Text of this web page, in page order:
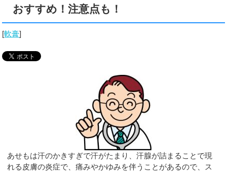
おすすめ！注意点も！
[軟膏]
あせもは汗のかきすぎで汗がたまり、汗腺が詰まることで現
れる皮膚の炎症で、痛みやかゆみを伴うことがあるので、ス